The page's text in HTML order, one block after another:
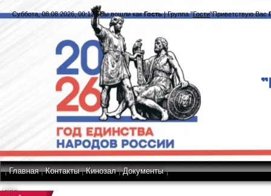
Суббота, 08.08.2026, 00:12 |Вы вошли как Гость|Группа"Гости"Приветствую Вас
|Главная|Контакты|Кинозал|Документы
|RSS